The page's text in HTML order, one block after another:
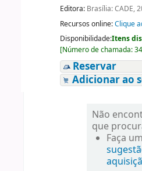
Editora: Brasília: CADE,
Recursos online:Clique
Disponibilidade:Itens
[Número de chamada:
Reservar
Adicionar ao
Não
que
Faça